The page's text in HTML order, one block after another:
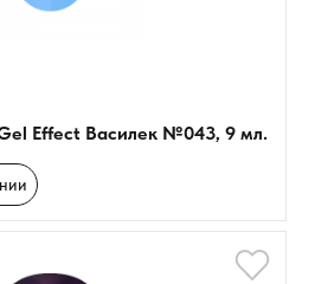
Effect Василек №043, 9 мл.